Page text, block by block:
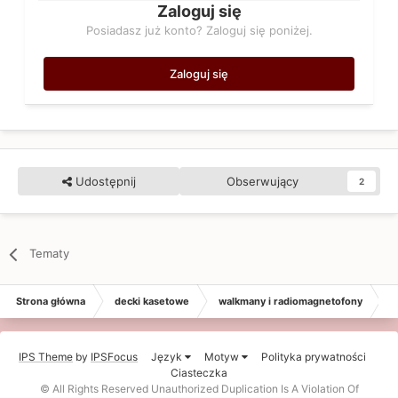
Zaloguj się
Posiadasz już konto? Zaloguj się poniżej.
Zaloguj się
Udostępnij Obserwujący 2
Tematy
Strona główna decki kasetowe walkmany i radiomagnetofony
IPS Theme by IPSFocus Język Motyw
Polityka prywatności
Ciasteczka
© All Rights Reserved Unauthorized Duplication Is A Violation Of